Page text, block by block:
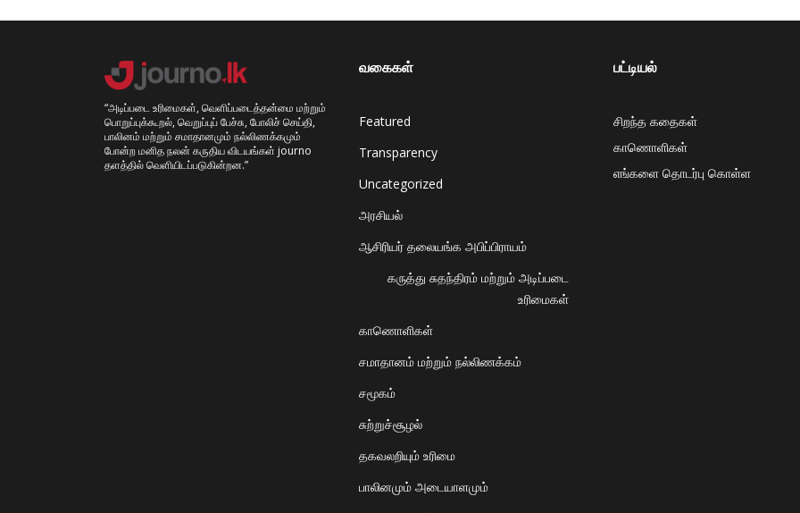
“அடிப்படை உரிமைகள், வெளிப்படைத்தன்மை மற்றும்
பொறுப்புக்கூறல், வெறுப்புப் பேச்சு, போலிச் செய்தி,
பாலினம் மற்றும் சமாதானமும் நல்லிணக்கமும்
போன்ற மனித நலன் கருதிய விடயங்கள் journo
தளத்தில் வெளியிடப்படுகின்றன.”
வகைகள்
Featured
Transparency
Uncategorized
அரசியல்
ஆசிரியர் தலையங்க அபிப்பிராயம்
கருத்து சுதந்திரம் மற்றும் அடிப்படை
உரிமைகள்
காணொளிகள்
சமாதானம் மற்றும் நல்லிணக்கம்
சமூகம்
சுற்றுச்சூழல்
தகவலறியும் உரிமை
பாலினமும் அடையாளமும்
பட்டியல்
சிறந்த கதைகள்
காணொளிகள்
எங்களை தொடர்பு கொள்ள